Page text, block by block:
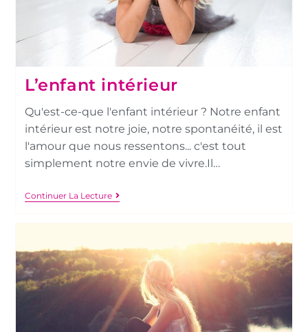
L’enfant intérieur
Qu'est-ce-que l'enfant intérieur ? Notre enfant
intérieur est notre joie, notre spontanéité, il est
l'amour que nous ressentons... c'est tout
simplement notre envie de vivre.Il…
Continuer La Lecture